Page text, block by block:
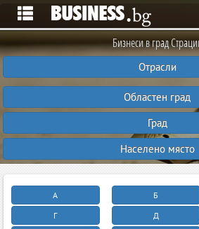
Бизнеси в град
Отрасли
Областен град
Град
Населено място
А Б
Г
Д